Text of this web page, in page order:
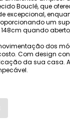
Bouclê, que
um
quando
dos
Com design
da sua casa.